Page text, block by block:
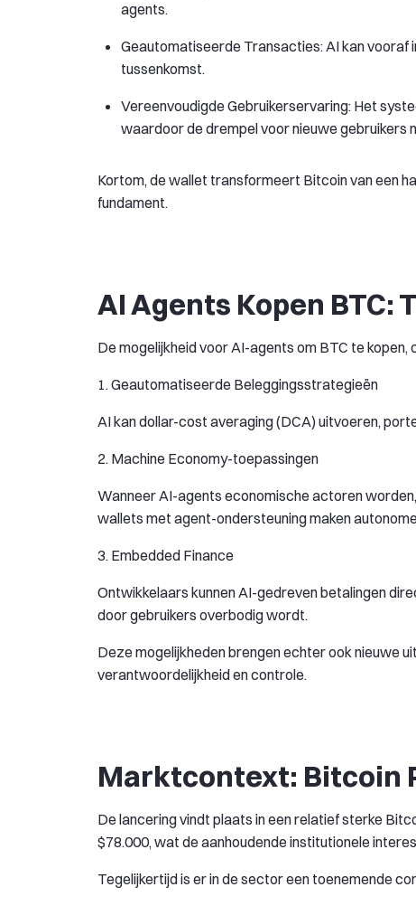
agents.
Geautomatiseerde Transacties: AI kan
tussenkomst.
Vereenvoudigde Gebruikerservaring: Het
waardoor de drempel voor nieuwe gebruikers
Kortom, de wallet transformeert Bitcoin van een
fundament.
AI Agents Kopen BTC:
De mogelijkheid voor AI-agents om BTC te
1. Geautomatiseerde Beleggingsstrategieën
AI kan dollar-cost averaging (DCA) uitvoeren,
2. Machine Economy-toepassingen
Wanneer AI-agents economische actoren
wallets met agent-ondersteuning maken
3. Embedded Finance
Ontwikkelaars kunnen AI-gedreven betalingen
door gebruikers overbodig wordt.
Deze mogelijkheden brengen echter ook nieuwe
verantwoordelijkheid en controle.
Marktcontext: Bitcoin
De lancering vindt plaats in een relatief sterke
$78.000, wat de aanhoudende institutionele
Tegelijkertijd is er in de sector een toenemende